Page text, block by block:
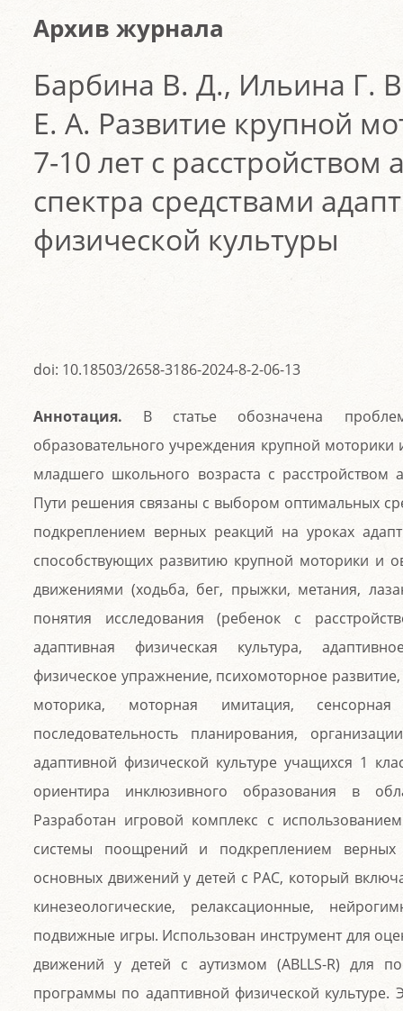
Архив журнала
Барбина В. Д., Ильина Г.
Е. А. Развитие крупной
7-10 лет с расстройством
спектра средствами
физической культуры
doi: 10.18503/2658-3186-2024-8-2-06-13
Аннотация. В статье обозначена
образовательного учреждения крупной
младшего школьного возраста с расстройством
Пути решения связаны с выбором оптимальных
подкреплением верных реакций на уроках
способствующих развитию крупной моторики и
движениями (ходьба, бег, прыжки, метания,
понятия исследования (ребенок с
адаптивная физическая культура,
физическое упражнение, психомоторное
моторика, моторная имитация, сенсорная
последовательность планирования,
адаптивной физической культуре учащихся 1
ориентира инклюзивного образования в
Разработан игровой комплекс с
системы поощрений и подкреплением
основных движений у детей с РАС, который
кинезеологические, релаксационные,
подвижные игры. Использован инструмент для
движений у детей с аутизмом (ABLLS-R) для
программы по адаптивной физической культуре.